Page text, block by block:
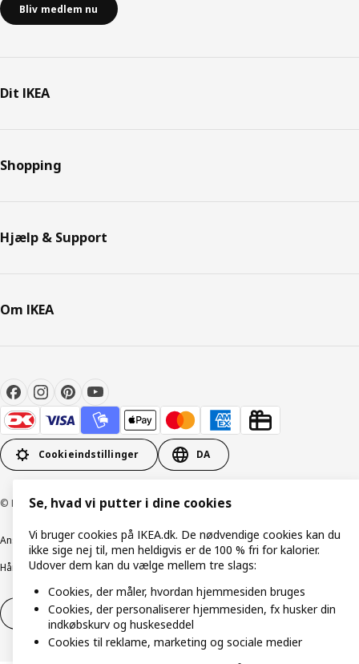
Bliv medlem nu
Dit IKEA
Shopping
Hjælp & Support
Om IKEA
Cookieindstillinger DA
© Inter IKEA Systems B.V. 1999-2026
Ansvarlig rapporteringCookiepolitikDigital tilgængelighed
Håndtering af persondataSalgs- og leveringsbetingelser
Fortryd dit køb Fortryd dit køb af service
Se, hvad vi putter i dine cookies
Vi bruger cookies på IKEA.dk. De nødvendige cookies kan du
ikke sige nej til, men heldigvis er de 100 % fri for kalorier.
Udover dem kan du vælge mellem tre slags:
Cookies, der måler, hvordan hjemmesiden bruges
Cookies, der personaliserer hjemmesiden, fx husker din
indkøbskurv og huskeseddel
Cookies til reklame, marketing og sociale medier